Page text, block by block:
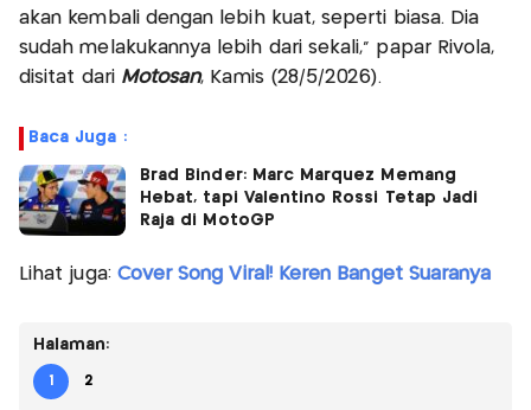
akan kembali dengan lebih kuat, seperti biasa. Dia
sudah melakukannya lebih dari sekali,” papar Rivola,
disitat dari Motosan, Kamis (28/5/2026).
Baca Juga :
Brad Binder: Marc Marquez Memang
Hebat, tapi Valentino Rossi Tetap Jadi
Raja di MotoGP
Lihat juga: Cover Song Viral! Keren Banget Suaranya
Halaman:
1 2